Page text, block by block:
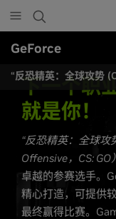
to
main
content
GeForce
“反恐精英：全球攻势
下一个职
就是你！
“反恐精英：全球
Offensive，CS: GO
卓越的参赛选手。
精心打造，可提供
最终赢得比赛。